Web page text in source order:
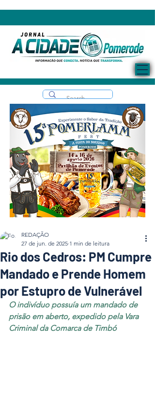
Rio dos Cedros: PM Cumpre
Mandado e Prende Homem
por Estupro de Vulnerável
REDAÇÃO
27 de jun. de 2025 1 min de leitura
O indivíduo possuía um mandado de
prisão em aberto, expedido pela Vara
Criminal da Comarca de Timbó